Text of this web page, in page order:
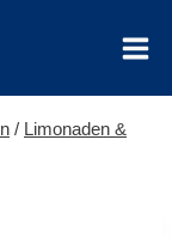
/ Limonaden &